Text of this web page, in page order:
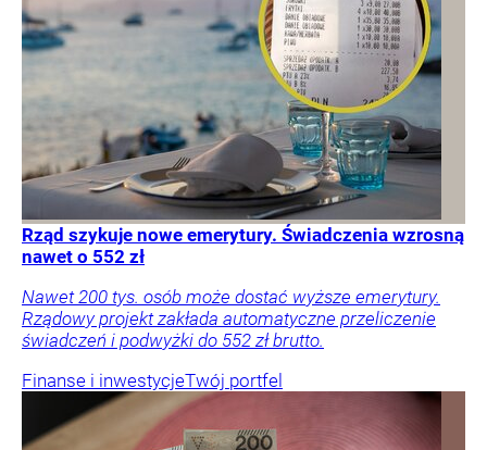
Rząd szykuje nowe emerytury. Świadczenia wzrosną
nawet o 552 zł
Nawet 200 tys. osób może dostać wyższe emerytury.
Rządowy projekt zakłada automatyczne przeliczenie
świadczeń i podwyżki do 552 zł brutto.
Finanse i inwestycjeTwój portfel